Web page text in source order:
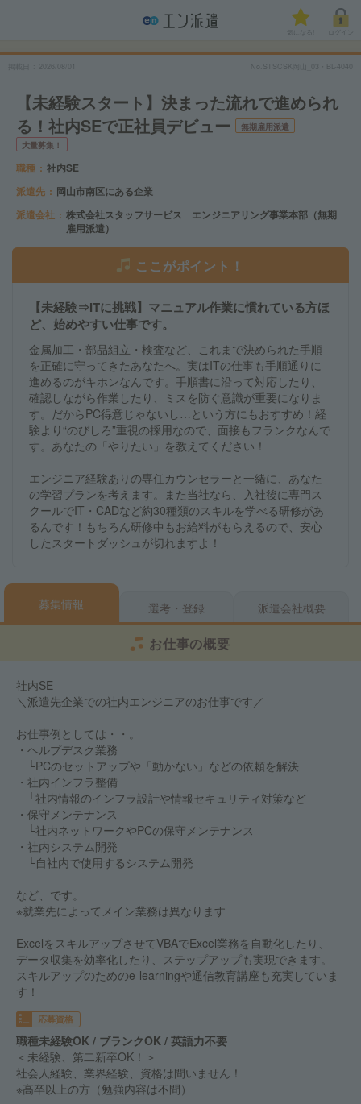
気になる!
2026/08/01 No.STSCSK岡山_03・BL-4040
【未経験スタート】決まった流れで進められ
る！社内SEで正社員デビュー
無期雇用派遣
大量募集！
職種
社内SE
派遣先
岡山市南区にある企業
派遣会社
株式会社スタッフサービス エンジニアリング事業本部（無期
雇用派遣）
ここがポイント！
【未経験⇒ITに挑戦】マニュアル作業に慣れている方ほ
ど、始めやすい仕事です。
金属加工・部品組立・検査など、これまで決められた手順
を正確に守ってきたあなたへ。実はITの仕事も手順通りに
進めるのがキホンなんです。手順書に沿って対応したり、
確認しながら作業したり、ミスを防ぐ意識が重要になりま
す。だからPC得意じゃないし…という方にもおすすめ！経
験より“のびしろ”重視の採用なので、面接もフランクなんで
す。あなたの「やりたい」を教えてください！
エンジニア経験ありの専任カウンセラーと一緒に、あなた
の学習プランを考えます。また当社なら、入社後に専門ス
クールでIT・CADなど約30種類のスキルを学べる研修があ
るんです！もちろん研修中もお給料がもらえるので、安心
したスタートダッシュが切れますよ！
募集情報 選考・登録 派遣会社概要
お仕事の概要
社内SE
＼派遣先企業での社内エンジニアのお仕事です／
お仕事例としては・・。
・ヘルプデスク業務
└PCのセットアップや「動かない」などの依頼を解決
・社内インフラ整備
└社内情報のインフラ設計や情報セキュリティ対策など
・保守メンテナンス
└社内ネットワークやPCの保守メンテナンス
・社内システム開発
└自社内で使用するシステム開発
など、です。
※就業先によってメイン業務は異なります
ExcelをスキルアップさせてVBAでExcel業務を自動化したり、
データ収集を効率化したり、ステップアップも実現できます。
スキルアップのためのe-learningや通信教育講座も充実していま
す！
応募資格
職種未経験OK / ブランクOK / 英語力不要
＜未経験、第二新卒OK！＞
社会人経験、業界経験、資格は問いません！
※高卒以上の方（勉強内容は不問）